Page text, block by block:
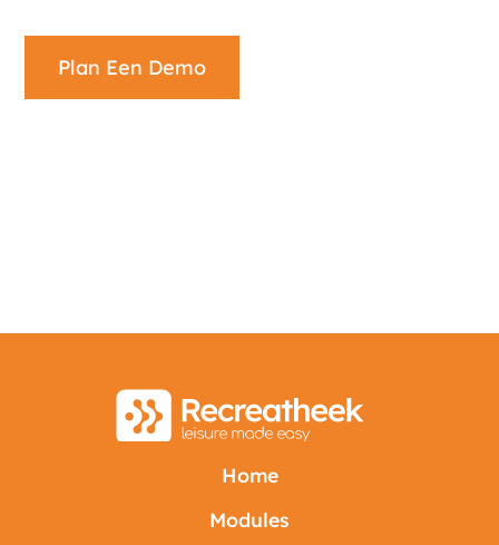
Plan Een Demo
Home
Modules